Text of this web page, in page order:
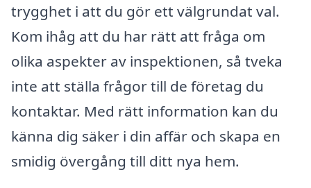
trygghet i att du gör ett välgrundat val.
Kom ihåg att du har rätt att fråga om
olika aspekter av inspektionen, så tveka
inte att ställa frågor till de företag du
kontaktar. Med rätt information kan du
känna dig säker i din affär och skapa en
smidig övergång till ditt nya hem.